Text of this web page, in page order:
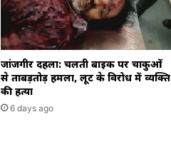
जांजगीर दहला: चलती बाइक पर चाकुओं
से ताबड़तोड़ हमला, लूट के विरोध में व्यक्ति
की हत्या
6 days ago